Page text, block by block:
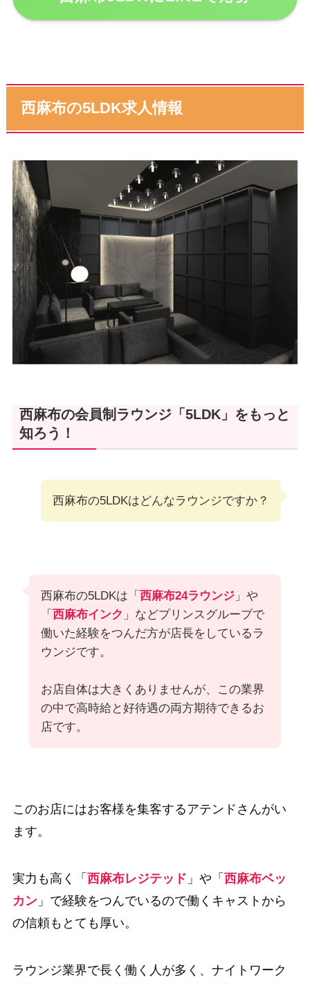
西麻布の5LDK求人情報
西麻布の会員制ラウンジ「5LDK」をもっと
知ろう！
西麻布の5LDKはどんなラウンジですか？
西麻布の5LDKは「 西麻布24ラウンジ」や
「 西麻布インク 」などプリンスグループで
働いた経験をつんだ方が店長をしているラ
ウンジです。
お店自体は大きくありませんが、この業界
の中で高時給と好待遇の両方期待できるお
店です。
このお店にはお客様を集客するアテンドさんがい
ます。
実力も高く「 西麻布レジテッド 」や「 西麻布ベッ
カン」で経験をつんでいるので働くキャストから
の信頼もとても厚い。
ラウンジ業界で長く働く人が多く、ナイトワーク